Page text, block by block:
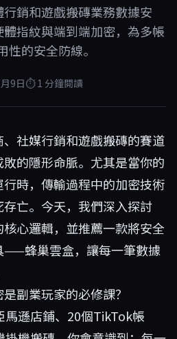
銷和遊戲搬磚業務數據安
指紋與端到端加密，為多帳
的安全防線。
9日⏱ 1 分鐘閱讀
社媒行銷和遊戲搬磚的賽道
敗的隱形命脈。尤其是當你的
時，傳輸過程中的加密技術
亡。今天，我們深入探討
核心邏輯，並推薦一款將安全
——蜂巢雲盒，讓每一筆數據
副業玩家的必修課？
馬遜店鋪、20個TikTok帳